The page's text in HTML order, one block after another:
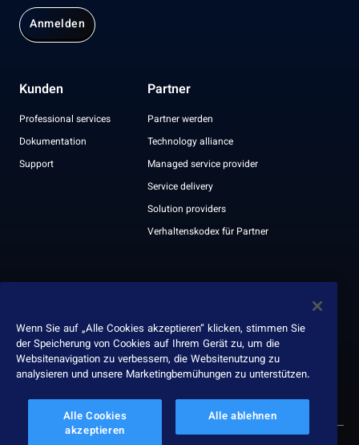
Anmelden
Kunden
Professional services
Dokumentation
Support
Partner
Partner werden
Technology alliance
Managed service provider
Service delivery
Solution providers
Verhaltenskodex für Partner
Leadership
Auszeichnungen
ESG report
Wenn Sie auf „Alle Cookies akzeptieren“ klicken, stimmen Sie
der Speicherung von Cookies auf Ihrem Gerät zu, um die
Websitenavigation zu verbessern, die Websitenutzung zu
analysieren und unsere Marketingbemühungen zu unterstützen.
Alle Cookies
akzeptieren
Alle ablehnen